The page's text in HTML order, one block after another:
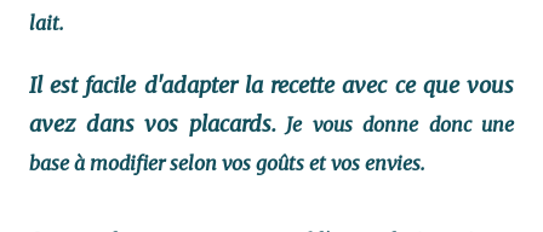
lait.
Il est facile d'adapter la recette avec ce que vous
avez dans vos placards.Je vous donne donc une
base à modifier selon vos goûts et vos envies.